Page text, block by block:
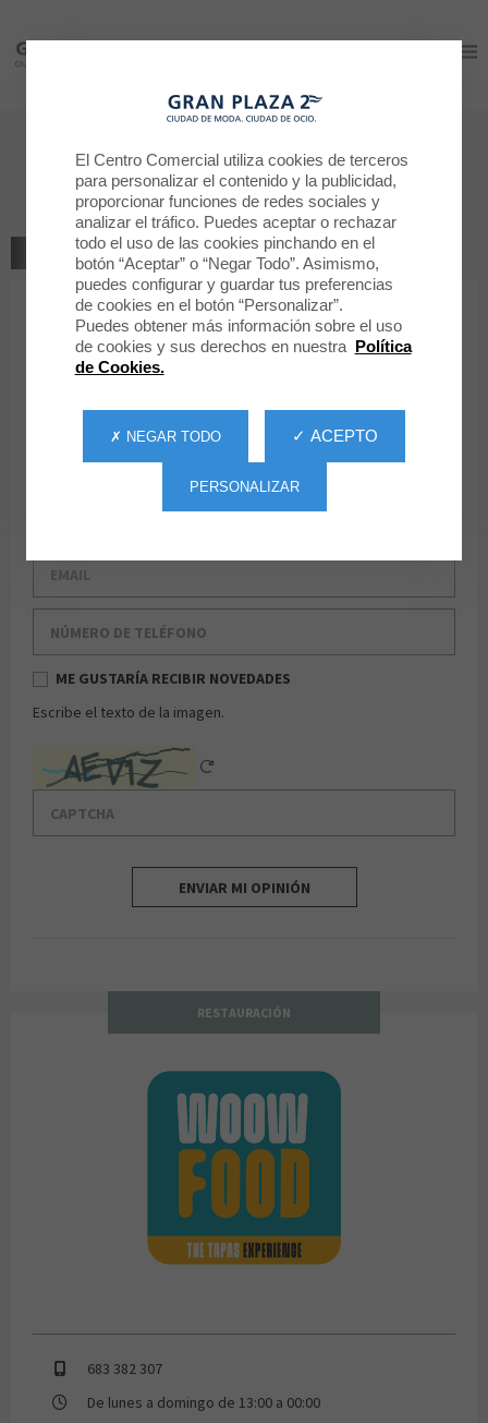
Gran Plaza 2
Déjanos tu opinión
WOOW Food
VOLVER A LA TIENDA
Tu clasificación 5
4
3
2
Mensaje
Email
ME GUSTARÍA RECIBIR NOVEDADES
Escribe el texto de la imagen.
Captcha
ENVIAR MI OPINIÓN
RESTAURACIÓN
WOOW Food
683 382 307
De lunes a domingo de 13:00 a 00:00
Gran Plaza 2
El Centro Comercial utiliza cookies de terceros
para personalizar el contenido y la publicidad,
proporcionar funciones de redes sociales y
analizar el tráfico. Puedes aceptar o rechazar
todo el uso de las cookies pinchando en el
botón “Aceptar” o “Negar Todo”. Asimismo,
puedes configurar y guardar tus preferencias
de cookies en el botón “Personalizar”.
Puedes obtener más información sobre el uso
de cookies y sus derechos en nuestra Política
de Cookies.
✓ ACEPTO
✗ NEGAR TODO
PERSONALIZAR